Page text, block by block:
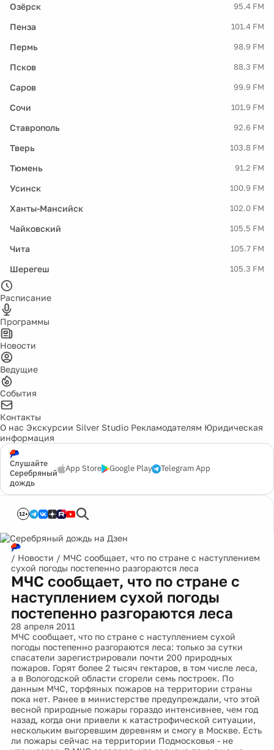
Озёрск 95.4 FM
Пенза 101.4 FM
Пермь 98.9 FM
Псков 88.3 FM
Саров 99.9 FM
Сочи 101.9 FM
Ставрополь 92.6 FM
Тверь 103.8 FM
Тюмень 91.2 FM
Усинск 100.9 FM
Ханты-Мансийск 102.0 FM
Чайковский 105.5 FM
Чита 105.7 FM
Шерегеш 105.3 FM
Расписание
Программы
Новости
Ведущие
События
Контакты
О нас Экскурсии Silver Studio Рекламодателям Юридическая
информация
Слушайте
Серебряный
дождь
App Store Google Play Telegram App
12+
/ Новости / МЧС сообщает, что по стране с наступлением
сухой погоды постепенно разгораются леса
МЧС сообщает, что по стране с
наступлением сухой погоды
постепенно разгораются леса
28 апреля 2011
МЧС сообщает, что по стране с наступлением сухой
погоды постепенно разгораются леса: только за сутки
спасатели зарегистрировали почти 200 природных
пожаров. Горят более 2 тысяч гектаров, в том числе леса,
а в Вологодской области сгорели семь построек. По
данным МЧС, торфяных пожаров на территории страны
пока нет. Ранее в министерстве предупреждали, что этой
весной природные пожары гораздо интенсивнее, чем год
назад, когда они привели к катастрофической ситуации,
нескольким выгоревшим деревням и смогу в Москве. Есть
ли пожары сейчас на территории Подмосковья - не